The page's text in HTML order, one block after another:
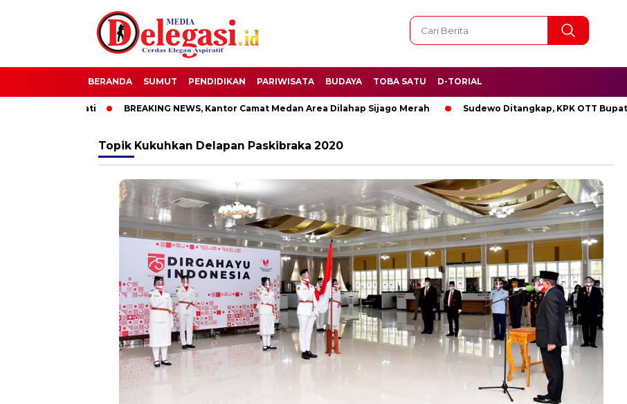
BERANDA SUMUT PENDIDIKAN PARIWISATA BUDAYA TOBA SATU D-TORIAL
BREAKING NEWS, Kantor Camat Medan Area Dilahap Sijago Merah Sudewo Ditangkap, KPK OTT Bupati Pati
Topik Kukuhkan Delapan Paskibraka 2020